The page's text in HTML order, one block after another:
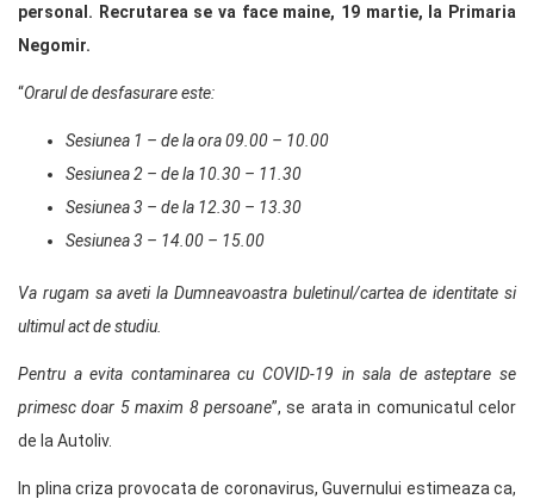
personal. Recrutarea se va face maine, 19 martie, la Primaria
Negomir.
“Orarul de desfasurare este:
Sesiunea 1 – de la ora 09.00 – 10.00
Sesiunea 2 – de la 10.30 – 11.30
Sesiunea 3 – de la 12.30 – 13.30
Sesiunea 3 – 14.00 – 15.00
Va rugam sa aveti la Dumneavoastra buletinul/cartea de identitate si
ultimul act de studiu.
Pentru a evita contaminarea cu COVID-19 in sala de asteptare se
primesc doar 5 maxim 8 persoane”, se arata in comunicatul celor
de la Autoliv.
In plina criza provocata de coronavirus, Guvernului estimeaza ca,